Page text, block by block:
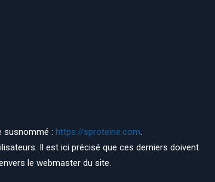
susnommé : https://sproteine.com.
Il est ici précisé que ces derniers doivent
le webmaster du site.